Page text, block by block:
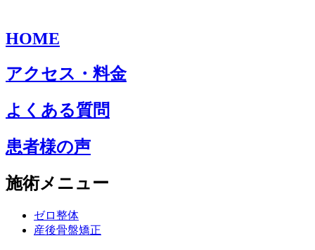
HOME
アクセス・料金
よくある質問
患者様の声
施術メニュー
ゼロ整体
産後骨盤矯正